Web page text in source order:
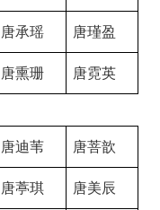
唐承瑶 唐瑾盈
唐熏珊 唐霓英
唐迪苇 唐菩歆
唐葶琪 唐美辰